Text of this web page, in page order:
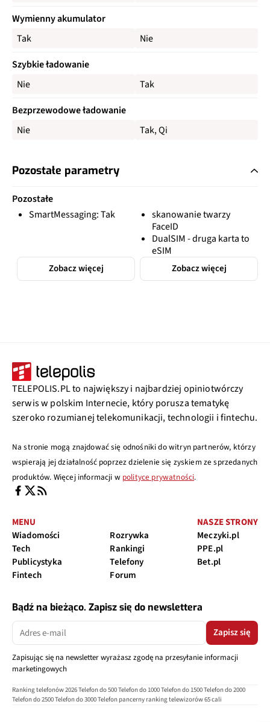
Wymienny akumulator
Tak
Nie
Szybkie ładowanie
Nie
Tak
Bezprzewodowe ładowanie
Nie
Tak, Qi
Pozostałe parametry
Pozostałe
SmartMessaging: Tak
Zobacz więcej
skanowanie twarzy
FaceID
DualSIM - druga karta to
eSIM
Zobacz więcej
TELEPOLIS.PL to największy i najbardziej opiniotwórczy
serwis w polskim Internecie, który porusza tematykę
szeroko rozumianej telekomunikacji, technologii i fintechu.
Na stronie mogą znajdować się odnośniki do witryn partnerów, którzy
wspierają jej działalność poprzez dzielenie się zyskiem ze sprzedanych
produktów. Więcej informacji w polityce prywatności.
MENU
Wiadomości
Tech
Publicystyka
Fintech
Rozrywka
Rankingi
Telefony
Forum
NASZE STRONY
Meczyki.pl
PPE.pl
Bet.pl
Bądź na bieżąco. Zapisz się do newslettera
Zapisz się
Zapisując się na newsletter wyrażasz zgodę na przesyłanie informacji
marketingowych
Ranking telefonów 2026Telefon do 500Telefon do 1000Telefon do 1500Telefon do 2000
Telefon do 2500Telefon do 3000Telefon pancerny ranking telewizorów 65 cali